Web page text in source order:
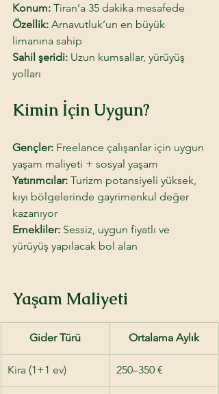
Konum: Tiran’a 35 dakika mesafede
Özellik: Arnavutluk’un en büyük
limanına sahip
Sahil şeridi: Uzun kumsallar, yürüyüş
yolları
Kimin İçin Uygun?
Gençler: Freelance çalışanlar için uygun
yaşam maliyeti + sosyal yaşam
Yatırımcılar: Turizm potansiyeli yüksek,
kıyı bölgelerinde gayrimenkul değer
kazanıyor
Emekliler: Sessiz, uygun fiyatlı ve
yürüyüş yapılacak bol alan
Yaşam Maliyeti
Gider Türü Ortalama Aylık
Kira (1+1 ev) 250–350 €